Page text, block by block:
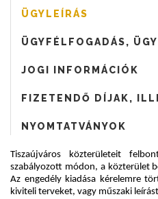
ÜGYLEÍRÁS
ÜGYFÉLFOGADÁS,
JOGI INFORMÁCIÓK
FIZETENDŐ DÍJAK,
NYOMTATVÁNYOK